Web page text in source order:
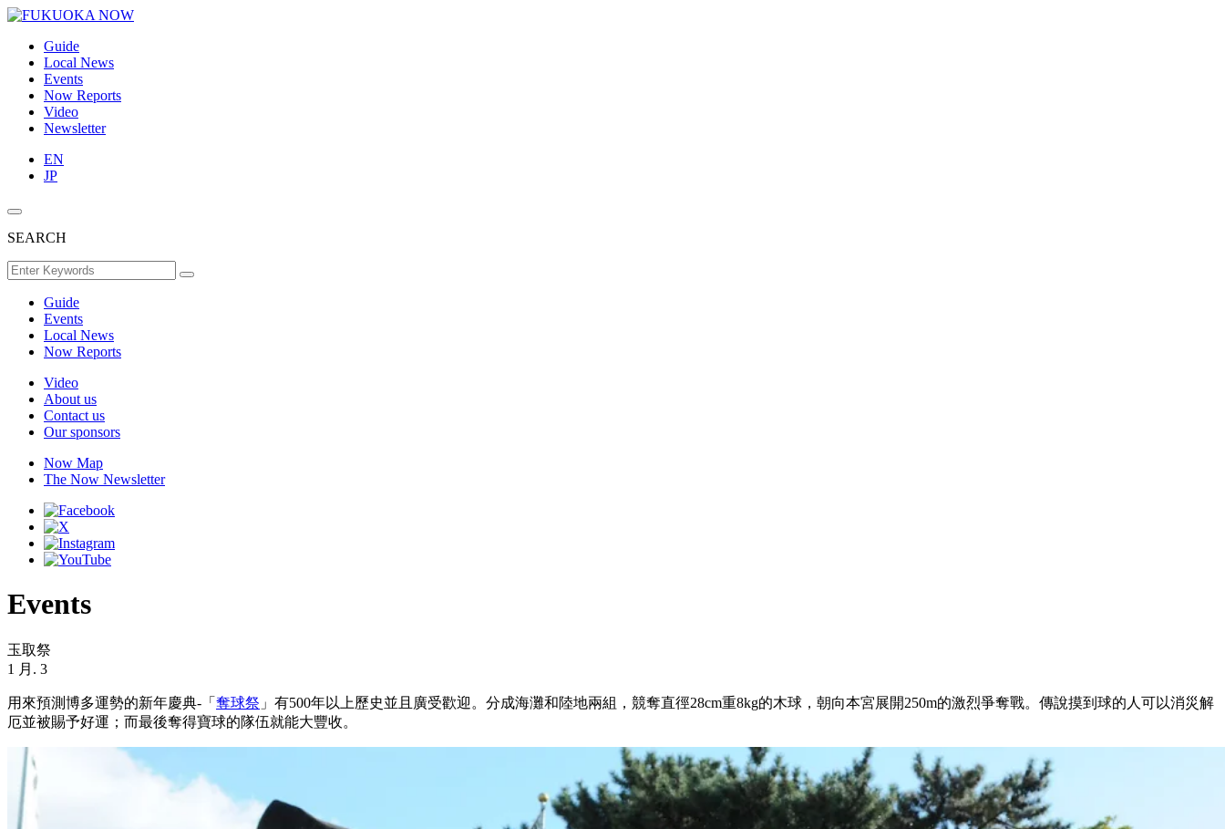
Guide
Local News
Events
Now Reports
Video
Newsletter
EN
JP
SEARCH
Guide
Events
Local News
Now Reports
Video
About us
Contact us
Our sponsors
Now Map
The Now Newsletter
Events
玉取祭
1 月. 3
用來預測博多運勢的新年慶典-「 奪球祭 」有500年以上歷史並且廣受歡迎。分成海灘和陸地兩組，競奪直徑28cm重8kg的木球，朝向本宮展開250m的激烈爭奪戰。傳說摸到球的人可以消災解
厄並被賜予好運；而最後奪得寶球的隊伍就能大豐收。